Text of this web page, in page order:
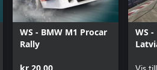
WS - BMW M1 Procar
Rally
kr 20,00
WS
Vis